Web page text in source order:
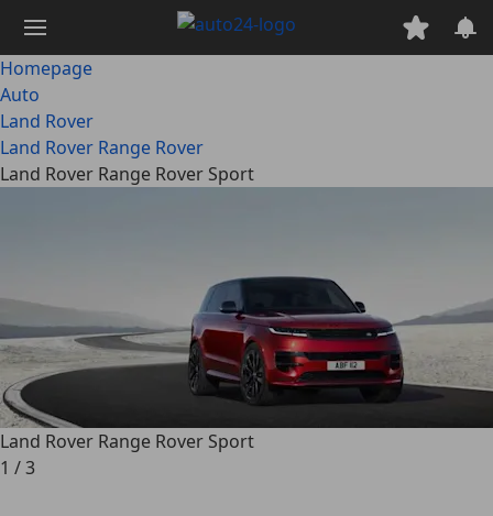
naar
hoofdinhoud
Homepage
Auto
Land Rover
Land Rover Range Rover
Land Rover Range Rover Sport
Land Rover Range Rover Sport
1 /3